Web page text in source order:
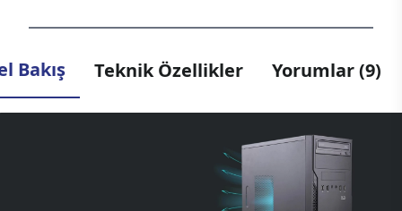
Bakış Teknik Özellikler Yorumlar (9)